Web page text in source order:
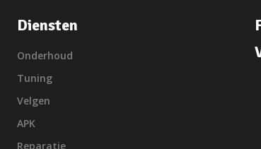
Diensten
Onderhoud
Tuning
Velgen
APK
Reparatie